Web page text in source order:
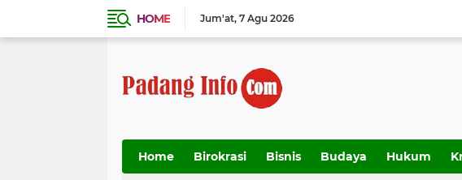
HOME Jum'at 7 Agu 2026
Home Birokrasi Bisnis Budaya Hukum